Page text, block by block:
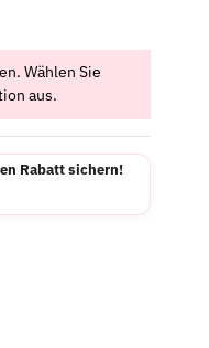
Wählen Sie
aus.
Rabatt sichern!